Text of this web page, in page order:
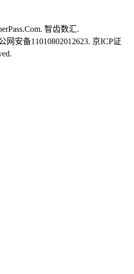
智齿数汇.
网安备11010802012623. 京ICP证